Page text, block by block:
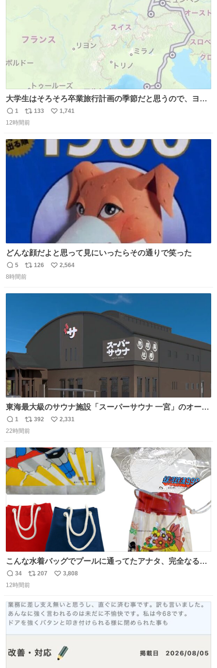
大学生はそろそろ卒業旅行計画の季節だと思うので、ヨー
ロッパ🇪🇺主要国を縦断できるおすすめルートをシェア！
•以下の国をほぼユーレイルパス(EU内電車乗り放題チケッ
🇧🇪 オランダ🇳🇱 ドイツ🇩🇪 イタリア🇮🇹
返
信
1
リ
ポ
ト
数
133
い
1,741
12時間前
どんな顔だよと思って見にいったらその通りで笑った
返
信
5
リ
ポ
126
い
2,564
8時間前
東海最大級のサウナ施設「スーパーサウナ 一宮」のオープ
ン日が2026年9月8日に決定‼️ 5種類の本格サウナや4種類の
⽔⾵呂、約50名が同時に休息できる休憩スペースなど、男
😍😍😍 ⬇️詳細ページ⬇️ supersento.com/chubu/aichi/ic…
返
信
1
リ
ポ
ト
数
392
い
数
2,331
22時間前
こんな水着バッグでプールに通ってたアナタ、完全なる同
世代（笑） #70年代 #80年代 #昭和レトロ
返
信
34
リ
ポ
ト
数
207
い
数
3,808
12時間前